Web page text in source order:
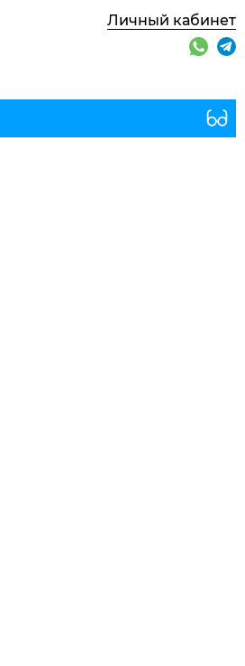
Личный кабинет